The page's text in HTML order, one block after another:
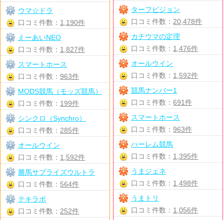
ターフビジョン
口コミ件数： 20,478件
カチウマの定理
口コミ件数： 1,476件
オールウイン
口コミ件数： 1,592件
競馬ナンバー1
口コミ件数：691件
スマートホース
口コミ件数：963件
ハーレム競馬
口コミ件数： 1,395件
うまジェネ
口コミ件数： 1,498件
うまトリ
口コミ件数： 1,056件
ウマ☆ドラ
口コミ件数： 1,190件
えーあいNEO
口コミ件数： 1,827件
スマートホース
口コミ件数： 963件
MODS競馬（モッズ競馬）
口コミ件数： 199件
シンクロ（Synchro）
口コミ件数： 285件
オールウイン
口コミ件数： 1,592件
勝馬サプライズウルトラ
口コミ件数： 564件
テキラボ
口コミ件数： 252件